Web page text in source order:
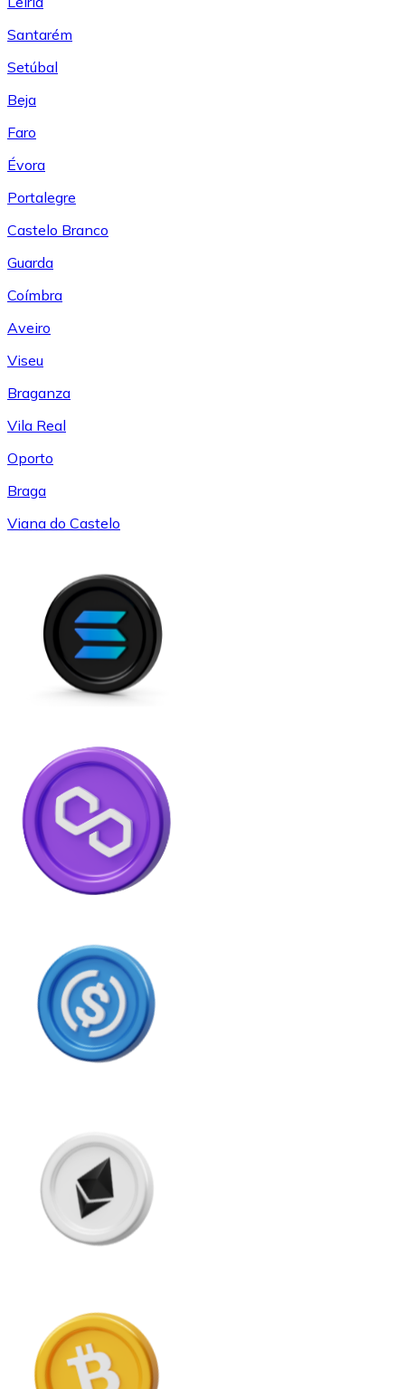
Santarém
Setúbal
Beja
Faro
Évora
Portalegre
Castelo Branco
Guarda
Coímbra
Aveiro
Viseu
Braganza
Vila Real
Oporto
Braga
Viana do Castelo